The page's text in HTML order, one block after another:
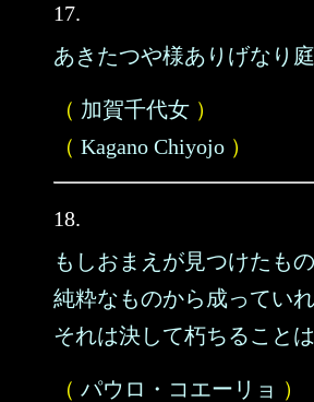
17.
あきたつや様ありげなり
（ 加賀千代女 ）
（ Kagano Chiyojo ）
18.
もしおまえが見つけたも
純粋なものから成っていれ
それは決して朽ちることは
（ パウロ・コエーリョ ）